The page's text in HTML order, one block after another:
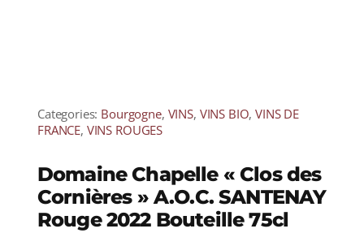
Categories: Bourgogne, VINS, VINS BIO,VINS DE
FRANCE, VINS ROUGES
Domaine Chapelle « Clos des
Cornières » A.O.C. SANTENAY
Rouge 2022 Bouteille 75cl